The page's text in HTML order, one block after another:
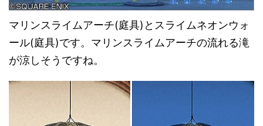
マリンスライムアーチ(庭具)とスライムネオンウォ
ール(庭具)です。マリンスライムアーチの流れる滝
が涼しそうですね。